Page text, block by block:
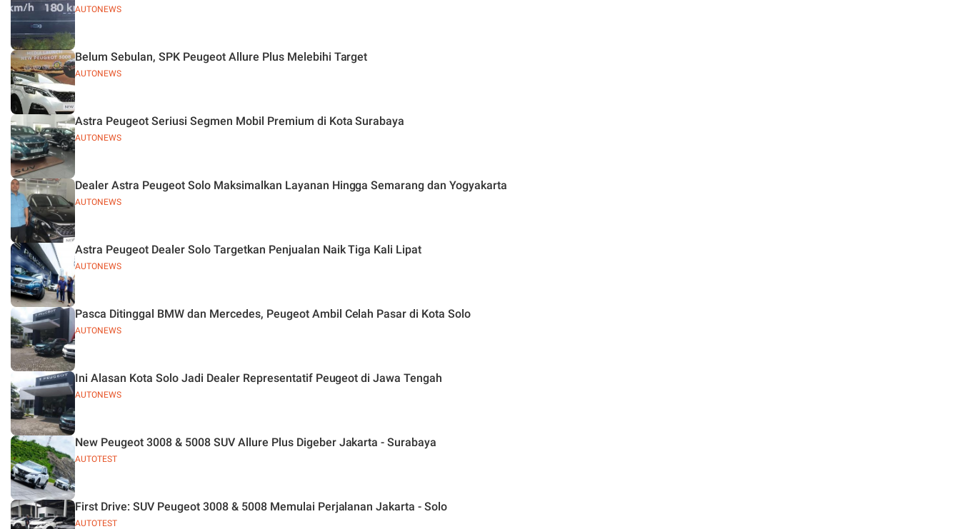
AUTONEWS
AUTONEWS
Belum Sebulan, SPK Peugeot Allure Plus Melebihi Target
AUTONEWS
Astra Peugeot Seriusi Segmen Mobil Premium di Kota Surabaya
AUTONEWS
Dealer Astra Peugeot Solo Maksimalkan Layanan Hingga Semarang dan Yogyakarta
AUTONEWS
Astra Peugeot Dealer Solo Targetkan Penjualan Naik Tiga Kali Lipat
AUTONEWS
Pasca Ditinggal BMW dan Mercedes, Peugeot Ambil Celah Pasar di Kota Solo
AUTONEWS
Ini Alasan Kota Solo Jadi Dealer Representatif Peugeot di Jawa Tengah
AUTOTEST
New Peugeot 3008 & 5008 SUV Allure Plus Digeber Jakarta - Surabaya
AUTOTEST
First Drive: SUV Peugeot 3008 & 5008 Memulai Perjalanan Jakarta - Solo